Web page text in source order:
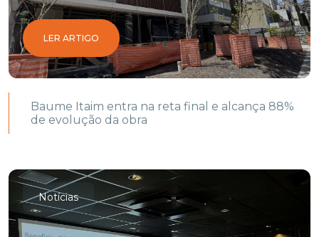
LER ARTIGO
Baume Itaim entra na reta final e alcança 88%
de evolução da obra
Notícias